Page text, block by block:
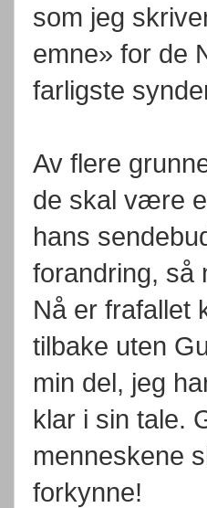
som jeg
emne» for de
farligste
Av flere
de skal være
hans
forandring, så
Nå er frafallet
tilbake uten
min del, jeg
klar i sin tale.
menneskene
forkynne!